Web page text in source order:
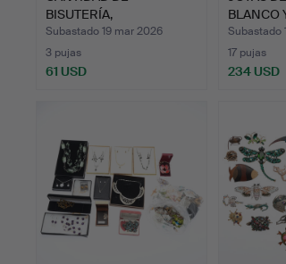
BISUTERÍA,
PRINCIPALMENTE
COLL…
Subastado 19 mar 2026
3 pujas
61 USD
BLANCO
Subastado
17 pujas
234 USD